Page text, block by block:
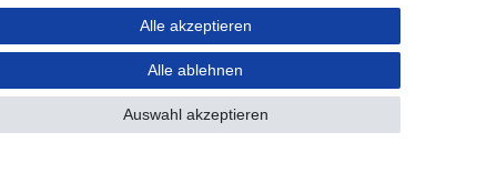
nach Deutschland!
Alle akzeptieren
Alle ablehnen
Auswahl akzeptieren